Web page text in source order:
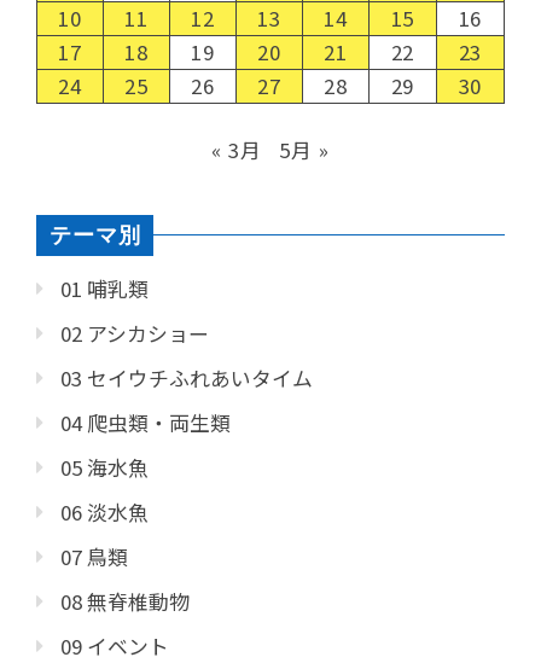
10
11 12 13 14 15
16
17
18 19 20 21 22
23
24
25 26 27 28 29 30
« 3月 5月 »
テーマ別
01 哺乳類
02 アシカショー
03 セイウチふれあいタイム
04 爬虫類・両生類
05 海水魚
06 淡水魚
07 鳥類
08 無脊椎動物
09 イベント